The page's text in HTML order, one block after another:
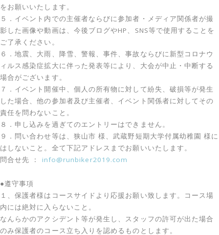
をお願いいたします。
５．イベント内での主催者ならびに参加者・メディア関係者が撮
影した画像や動画は、今後ブログやHP、SNS等で使用することを
ご了承ください。
６．地震、大雨、降雪、警報、事件、事故ならびに新型コロナウ
ィルス感染症拡大に伴った発表等により、大会が中止・中断する
場合がございます。
７．イベント開催中、個人の所有物に対して紛失、破損等が発生
した場合、他の参加者及び主催者、イベント関係者に対してその
責任を問わないこと。
８．申し込みを過ぎてのエントリーはできません。
９．問い合わせ等は、狭山市 様、武蔵野短期大学付属幼稚園 様に
はしないこと。全て下記アドレスまでお願いいたします。
問合せ先 ： info@runbiker2019.com
●遵守事項
１、保護者様はコースサイドより応援お願い致します。コース場
内には絶対に入らないこと。
なんらかのアクシデント等が発生し、スタッフの許可が出た場合
のみ保護者のコース立ち入りを認めるものとします。